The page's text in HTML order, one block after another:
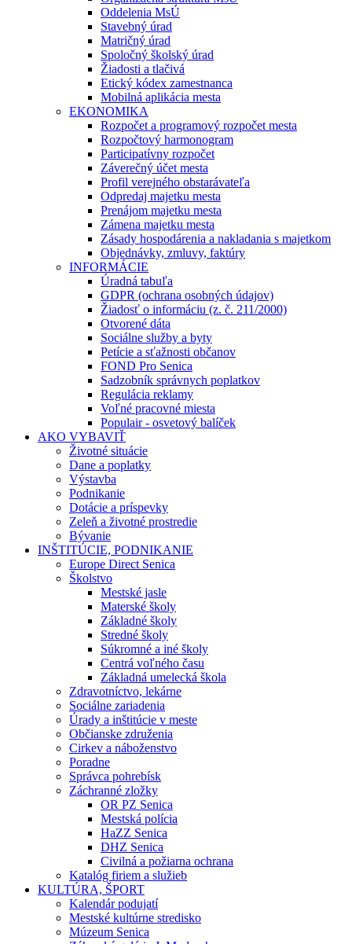
Oddelenia MsÚ
Stavebný úrad
Matričný úrad
Spoločný školský úrad
Žiadosti a tlačivá
Etický kódex zamestnanca
Mobilná aplikácia mesta
EKONOMIKA
Rozpočet a programový rozpočet mesta
Rozpočtový harmonogram
Participatívny rozpočet
Záverečný účet mesta
Profil verejného obstarávateľa
Odpredaj majetku mesta
Prenájom majetku mesta
Zámena majetku mesta
Zásady hospodárenia a nakladania s majetkom
Objednávky, zmluvy, faktúry
INFORMÁCIE
Úradná tabuľa
GDPR (ochrana osobných údajov)
Žiadosť o informáciu (z. č. 211/2000)
Otvorené dáta
Sociálne služby a byty
Petície a sťažnosti občanov
FOND Pro Senica
Sadzobník správnych poplatkov
Regulácia reklamy
Voľné pracovné miesta
Populair - osvetový balíček
AKO VYBAVIŤ
Životné situácie
Dane a poplatky
Výstavba
Podnikanie
Dotácie a príspevky
Zeleň a životné prostredie
Bývanie
INŠTITÚCIE, PODNIKANIE
Europe Direct Senica
Školstvo
Mestské jasle
Materské školy
Základné školy
Stredné školy
Súkromné a iné školy
Centrá voľného času
Základná umelecká škola
Zdravotníctvo, lekárne
Sociálne zariadenia
Úrady a inštitúcie v meste
Občianske združenia
Cirkev a náboženstvo
Poradne
Správca pohrebísk
Záchranné zložky
OR PZ Senica
Mestská polícia
HaZZ Senica
DHZ Senica
Civilná a požiarna ochrana
Katalóg firiem a služieb
KULTÚRA, ŠPORT
Kalendár podujatí
Mestské kultúrne stredisko
Múzeum Senica